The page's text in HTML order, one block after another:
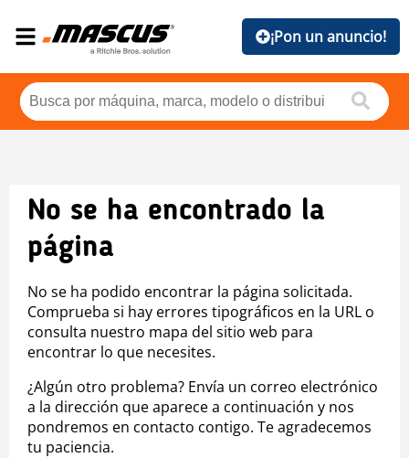
¡Pon un anuncio!
No se ha encontrado la
página
No se ha podido encontrar la página solicitada.
Comprueba si hay errores tipográficos en la URL o
consulta nuestro mapa del sitio web para
encontrar lo que necesites.
¿Algún otro problema? Envía un correo electrónico
a la dirección que aparece a continuación y nos
pondremos en contacto contigo. Te agradecemos
tu paciencia.